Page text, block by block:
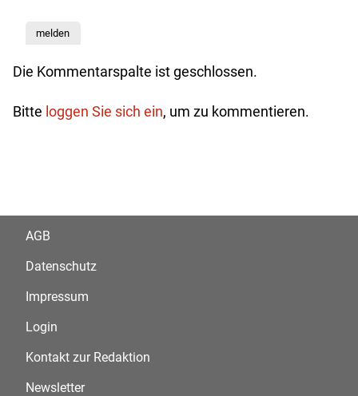
melden
Die Kommentarspalte ist geschlossen.
Bitte loggen Sie sich ein, um zu kommentieren.
AGB
Datenschutz
Impressum
Login
Kontakt zur Redaktion
Newsletter